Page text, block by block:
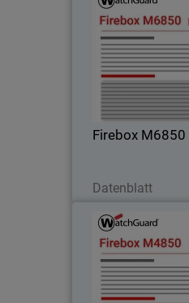
Firebox M6850
Datenblatt
Maximale
hochdichte
integrierte
Steigen
Performance mit